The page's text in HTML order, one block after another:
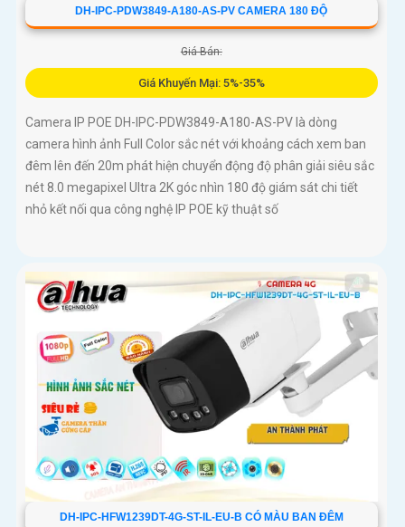
DH-IPC-PDW3849-A180-AS-PV CAMERA 180 ĐỘ
Giá Bán:
Giá Khuyến Mại: 5%-35%
Camera IP POE DH-IPC-PDW3849-A180-AS-PV là dòng
camera hình ảnh Full Color sắc nét với khoảng cách xem ban
đêm lên đến 20m phát hiện chuyển động độ phân giải siêu sắc
nét 8.0 megapixel Ultra 2K góc nhìn 180 độ giám sát chi tiết
nhỏ kết nối qua công nghệ IP POE kỹ thuật số
DH-IPC-HFW1239DT-4G-ST-IL-EU-B CÓ MÀU BAN ĐÊM